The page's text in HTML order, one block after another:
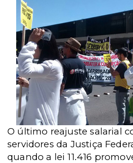
O último reajuste salarial
servidores da Justiça
quando a lei 11.416